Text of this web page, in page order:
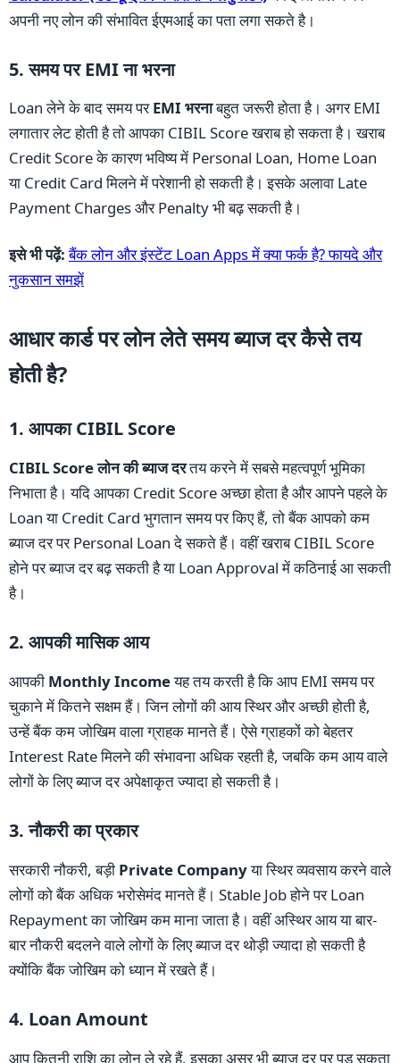
अपनी नए लोन की संभावित ईएमआई का पता लगा सकते है।
5. समय पर EMI ना भरना
Loan लेने के बाद समय परEMI भरनाबहुत जरूरी होता है। अगर EMI
लगातार लेट होती है तो आपका CIBIL Score खराब हो सकता है। खराब
Credit Score के कारण भविष्य में Personal Loan, Home Loan
या Credit Card मिलने में परेशानी हो सकती है। इसके अलावा Late
Payment Charges और Penalty भी बढ़ सकती है।
इसे भी पढ़ें: बैंक लोन और इंस्टेंट Loan Apps में क्या फर्क है? फायदे और
नुकसान समझें
आधार कार्ड पर लोन लेते समय ब्याज दर कैसे तय
होती है?
1. आपका CIBIL Score
CIBIL Score लोन की ब्याज दरतय करने में सबसे महत्वपूर्ण भूमिका
निभाता है। यदि आपका Credit Score अच्छा होता है और आपने पहले के
Loan या Credit Card भुगतान समय पर किए हैं, तो बैंक आपको कम
ब्याज दर पर Personal Loan दे सकते हैं। वहीं खराब CIBIL Score
होने पर ब्याज दर बढ़ सकती है या Loan Approval में कठिनाई आ सकती
है।
2. आपकी मासिक आय
आपकी Monthly Incomeयह तय करती है कि आप EMI समय पर
चुकाने में कितने सक्षम हैं। जिन लोगों की आय स्थिर और अच्छी होती है,
उन्हें बैंक कम जोखिम वाला ग्राहक मानते हैं। ऐसे ग्राहकों को बेहतर
Interest Rate मिलने की संभावना अधिक रहती है, जबकि कम आय वाले
लोगों के लिए ब्याज दर अपेक्षाकृत ज्यादा हो सकती है।
3. नौकरी का प्रकार
सरकारी नौकरी, बड़ी Private Companyया स्थिर व्यवसाय करने वाले
लोगों को बैंक अधिक भरोसेमंद मानते हैं। Stable Job होने पर Loan
Repayment का जोखिम कम माना जाता है। वहीं अस्थिर आय या बार-
बार नौकरी बदलने वाले लोगों के लिए ब्याज दर थोड़ी ज्यादा हो सकती है
क्योंकि बैंक जोखिम को ध्यान में रखते हैं।
4. Loan Amount
आप कितनी राशि का लोन ले रहे हैं, इसका असर भी ब्याज दर पर पड़ सकता